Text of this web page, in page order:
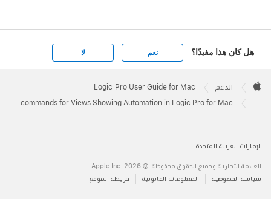
هل كان هذا مفيدًا؟ نعم لا
Footer

الدعم Logic Pro User Guide for Mac
الإمارات العربية المتحدة
العلامة التجارية وجميع الحقوق محفوظة. © 2026 ‏.Apple Inc
سياسة الخصوصية
المعلومات القانونية خريطة الموقع